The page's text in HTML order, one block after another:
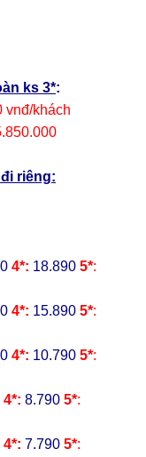
ks 3*:
vnđ/khách
riêng:
4*: 18.890 5*:
4*: 15.890 5*:
4*: 10.790 5*:
4*: 8.790 5*:
4*: 7.790 5*: